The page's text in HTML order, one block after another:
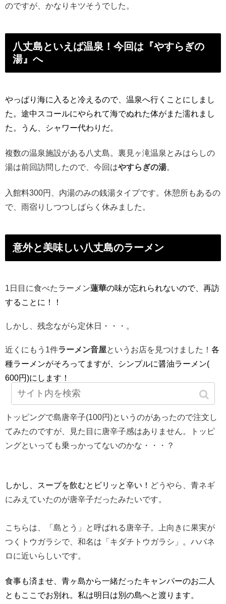
のですが、かなりキツそうでした。
八丈島といえば温泉！今回は『やすらぎの
湯』へ
やっぱり海に入ると冷えるので、温泉へ行くことにしまし
た。途中スコールにやられて海でぬれた体がまた濡れまし
た。うん、
シャワー代わりだ。
複数の温泉施設がある八丈島。 裏見ヶ滝温泉とみはらしの
湯は前回訪問したので、今回はやすらぎの湯。
入館料300円、内湯のみの銭湯タイプです。休憩所もあるの
で、 雨宿りしつつしばらく休みました。
意外と美味しい八丈島のラーメン
1日目に食べたラーメン蓮華の味が忘れられないので、 再訪
することに！！
しかし、残念ながら定休日・・・。
近くにもう1件ラーメン音屋というお店を見つけました！ 各
種ラーメンがそろってますが、シンプルに醤油ラーメン(
600円)にします！
トッピングで島唐辛子(100円)というのがあったので注文し
てみたのですが、見た目に唐辛子感はありません。トッピ
ングといっても乗っかってないのかな・・・？
しかし、スープを飲むとビリッと辛い！ どうやら、青ネギ
にみえていたのが唐辛子だったみたいです。
こちらは、「島とう」と呼ばれる唐辛子。上向きに果実が
つくトウガラシで、和名は「キダチトウガラシ」。 ハバネ
ロに近いらしいです。
食事も済ませ、 青ヶ島から一緒だったキャンパーのお二人
ともここでお別れ。私は明日は別の島へと渡ります。